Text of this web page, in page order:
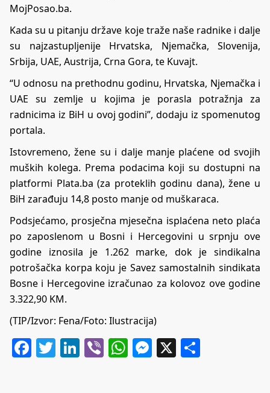
MojPosao.ba.
Kada su u pitanju države koje traže naše radnike i dalje
su najzastupljenije Hrvatska, Njemačka, Slovenija,
Srbija, UAE, Austrija, Crna Gora, te Kuvajt.
“U odnosu na prethodnu godinu, Hrvatska, Njemačka i
UAE su zemlje u kojima je porasla potražnja za
radnicima iz BiH u ovoj godini”, dodaju iz spomenutog
portala.
Istovremeno, žene su i dalje manje plaćene od svojih
muških kolega. Prema podacima koji su dostupni na
platformi Plata.ba (za proteklih godinu dana), žene u
BiH zarađuju 14,8 posto manje od muškaraca.
Podsjećamo, prosječna mjesečna isplaćena neto plaća
po zaposlenom u Bosni i Hercegovini u srpnju ove
godine iznosila je 1.262 marke, dok je sindikalna
potrošačka korpa koju je Savez samostalnih sindikata
Bosne i Hercegovine izračunao za kolovoz ove godine
3.322,90 KM.
(TIP/Izvor: Fena/Foto: Ilustracija)
Facebook
Twitter
LinkedIn
ViberWhatsApp
Messenger
X